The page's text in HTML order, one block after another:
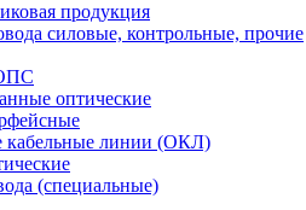
продукция
силовые, контрольные, прочие
оптические
кабельные линии (ОКЛ)
(специальные)